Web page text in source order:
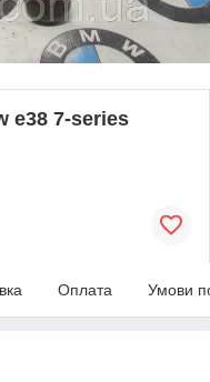
e38 7-series
Оплата Умови